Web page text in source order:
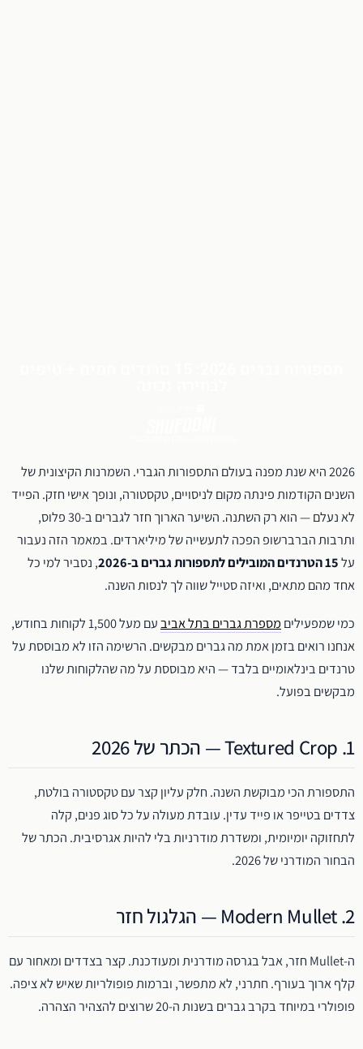
2026 היא שנת מפנה בעולם התספורות הגברי. השמרנות הקיצונית של
השנים הקודמות פינתה מקום לניסויים, טקסטורה, ונופך אישי חזק. הפייד
לא נעלם — הוא רק השתנה. השיער הארוך חזר לגברים ב-30 פלוס,
ותרבות הברברשופ הפכה לתעשייה של מיליארדים. במאמר הזה נעבור
על15 הטרנדים המובילים לתספורות גברים ב-2026
, נסביר למי כל
אחד מהם מתאים, ואיזה סטייל שווה לך לנסות השנה.
כמי שמפעילים מספרת גברים בתל אביב
עם מעל 1,500 לקוחות בחודש,
אנחנו רואים בזמן אמת מה גברים מבקשים. הרשימה הזו לא מבוססת על
טרנדים בינלאומיים בלבד — היא מבוססת על מה שהלקוחות שלנו
מבקשים בפועל.
1. Textured Crop — הכתר של 2026
התספורת הכי מבוקשת השנה. חלק עליון קצר עם טקסטורה בולטת,
צדדים בטייפר או פייד עדין. עובדת מעולה על כל סוג פנים, קלה
לתחזוקה יומיומית, ומשדרת מודרניות בלי להיות אגרסיבית. הכתר של
הבחור המודרני של 2026.
2. Modern Mullet — הגלגול חזר
ה-Mullet חזר, אבל בגרסה מודרנית ומעודכנת. קצר בצדדים ומאחור עם
קלף ארוך בעורף. חתרני, לא מתפשר, וברמות פופולריות שאיש לא ציפה.
פופולרי במיוחד בקרב גברים בשנות ה-20 שרוצים להצהיר הצהרה.